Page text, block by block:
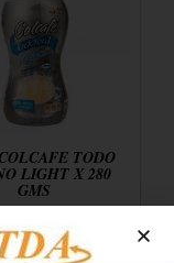
TODO
LIGHT X 280
GMS